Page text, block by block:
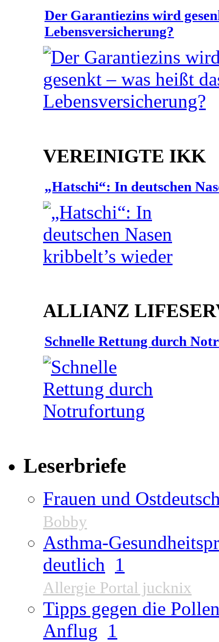
Der Garantiezins wird
Lebensversicherung?
VEREINIGTE IKK
„Hatschi“: In deutschen
ALLIANZ
Schnelle Rettung durch
Leserbriefe
Frauen und
Bobby
Asthma-
deutlich 1
Allergie Portal jucknix
Tipps gegen die
Anflug 1